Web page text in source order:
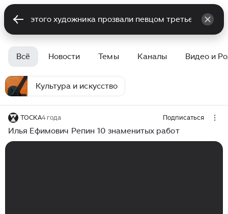
Всё Новости Темы Каналы Видео и
Культура и искусство
ТОСКА4 года Подписаться
Илья Ефимович Репин 10 знаменитых работ